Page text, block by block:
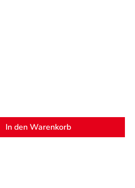
Wert ein
In den Warenkorb